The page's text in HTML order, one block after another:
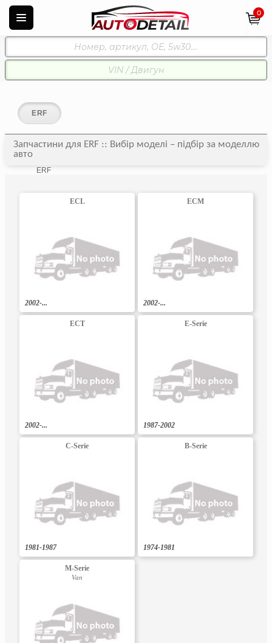
0
ERF
Запчастини для ERF :: Вибір моделі – підбір за моделлю
авто
ERF
ECL
2002-...
ECM
2002-...
ECT
2002-...
E-Serie
1987-2002
C-Serie
1981-1987
B-Serie
1974-1981
M-Serie
Van